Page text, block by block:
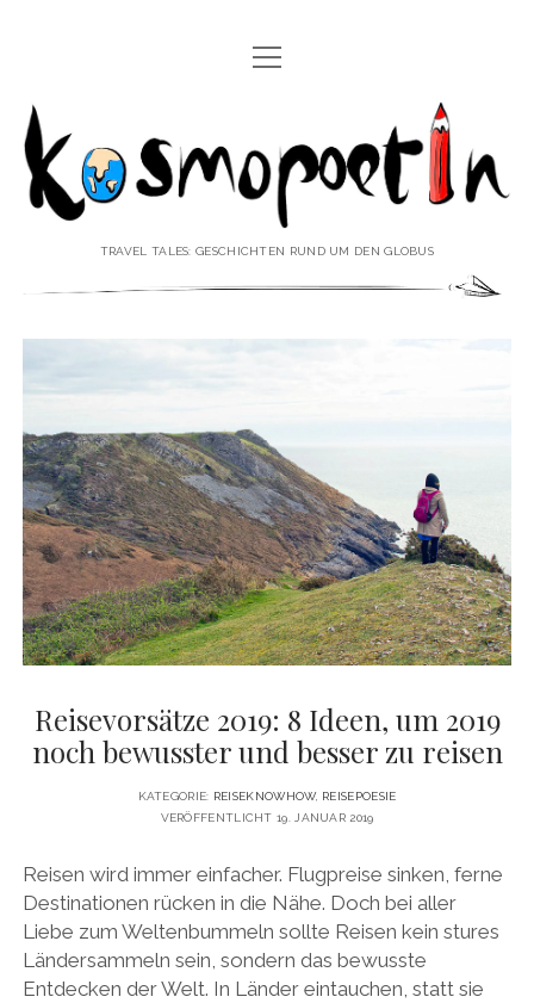
REISEREPORTAGEN
REISEPOESIE
REISEKOLUMNEN
♥ ÜBER DEN REISEBLOG
IMPRESSUM
DATENSCHUTZERKLÄRUNG
♥ ÜBER DIE AUTORIN Menü
öffnen
VITA
PRESSE & MEDIEN
MEDIADATEN
twitterfacebook
pinterestyoutubeinstagram
Menü
öffnen
Kosmopoetin
TRAVEL TALES: GESCHICHTEN RUND UM DEN GLOBUS
Reisevorsätze 2019: 8 Ideen, um 2019
noch bewusster und besser zu reisen
KATEGORIE: REISEKNOWHOW, REISEPOESIE
VERÖFFENTLICHT 19. JANUAR 2019
Reisen wird immer einfacher. Flugpreise sinken, ferne
Destinationen rücken in die Nähe. Doch bei aller
Liebe zum Weltenbummeln sollte Reisen kein stures
Ländersammeln sein, sondern das bewusste
Entdecken der Welt. In Länder eintauchen, statt sie